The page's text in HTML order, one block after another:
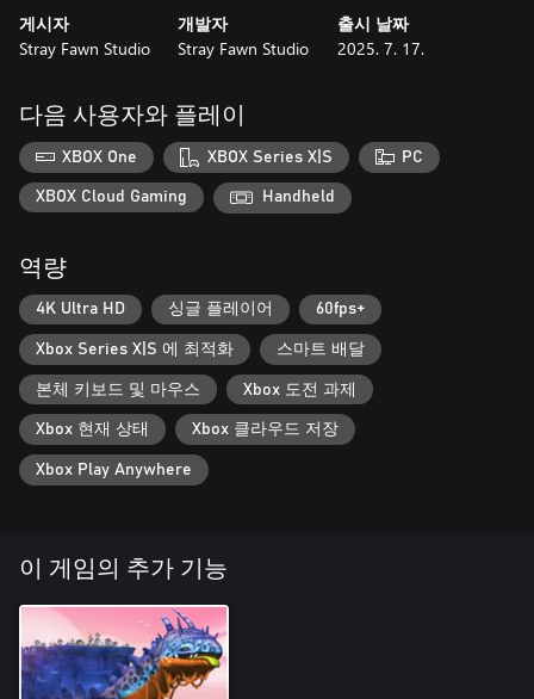
환경을 지나며 여행하고 마을을 지속적으로 적응시키세요. 환경
을 정찰하고 희귀 자원과 고대 유물을 수집하기 위해 원정대를 보
새로운 기술을 연구하세요.
오랫동안 잊혀졌던 옛 세계의 잔재에는 주민들이 발굴해낼 수 있
는 지식들이 있습니다. 이러한 기술을 찾고 연구하세요. 하지만
진보는 양날의 검이 될 수 있으니 현명하게 사용하세요.
비록 유독성 포자와 무자비한 날씨, 흡혈 기생충과 많은 도전들이
당신에게 불리하게 작용하겠지만, 당신의 주민과 온부 모두의 생
존을 보장하세요.
최신 게임 상태와, 문제 보고 및 의견 제출 방법에 대한 자세한 내
용은 www.thewanderingvillage.com 에서 확인할 수 있습니다.
게시자
Stray Fawn Studio
개발자
Stray Fawn Studio
출시 날짜
2025. 7. 17.
다음 사용자와 플레이
XBOX One XBOX Series X|S PC
XBOX Cloud Gaming Handheld
역량
4K Ultra HD 싱글 플레이어 60fps+
Xbox Series X|S 에 최적화 스마트 배달
본체 키보드 및 마우스 Xbox 도전 과제
Xbox 현재 상태 Xbox 클라우드 저장
Xbox Play Anywhere
이 게임의 추가 기능